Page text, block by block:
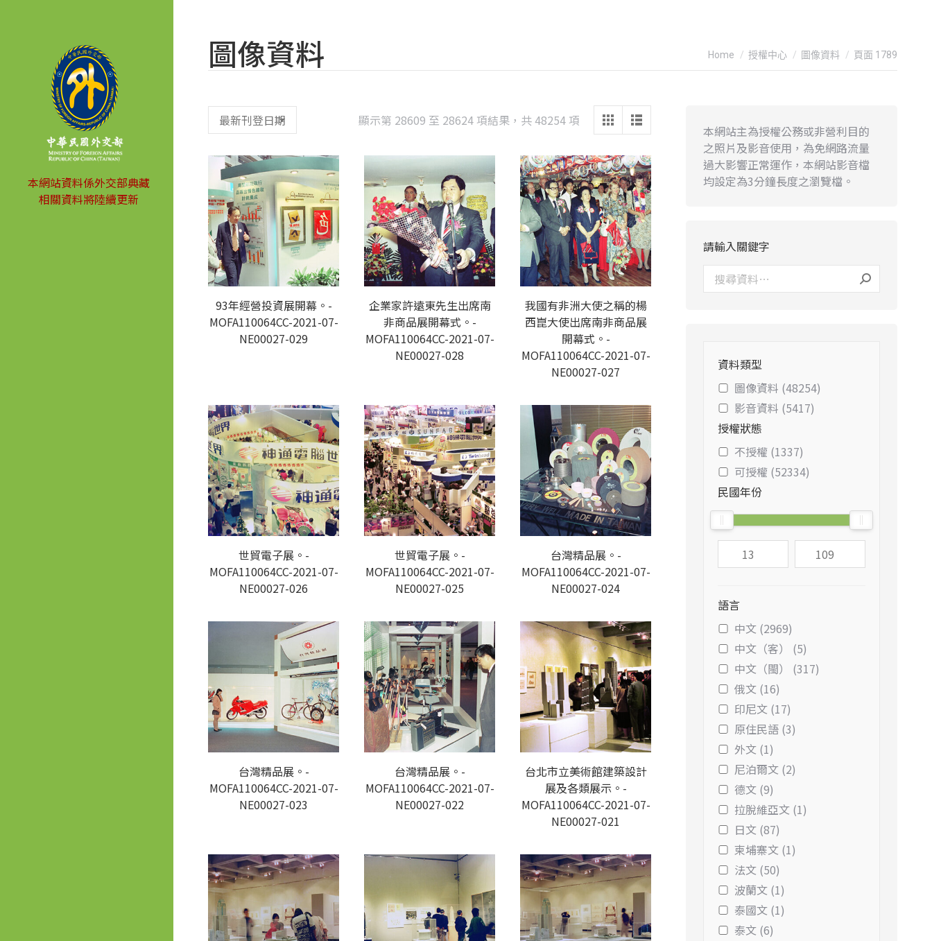
本網站資料係外交部典藏
相關資料將陸續更新
圖像資料 You are here:
Home 授權中心 圖像資料 頁面 1789
顯示第 28609 至 28624 項結果，共 48254 項 Sorted
latest
93年經營投資展開幕。-
MOFA110064CC-2021-07-
NE00027-029
企業家許遠東先生出席南
非商品展開幕式。-
MOFA110064CC-2021-07-
NE00027-028
我國有非洲大使之稱的楊
西崑大使出席南非商品展
開幕式。-
MOFA110064CC-2021-07-
NE00027-027
世貿電子展。-
MOFA110064CC-2021-07-
NE00027-026
世貿電子展。-
MOFA110064CC-2021-07-
NE00027-025
台灣精品展。-
MOFA110064CC-2021-07-
NE00027-024
台灣精品展。-
MOFA110064CC-2021-07-
NE00027-023
台灣精品展。-
MOFA110064CC-2021-07-
NE00027-022
台北市立美術館建築設計
展及各類展示。-
MOFA110064CC-2021-07-
NE00027-021
本網站主為授權公務或非營利目的
之照片及影音使用，為免網路流量
過大影響正常運作，本網站影音檔
均設定為3分鐘長度之瀏覽檔。
請輸入關鍵字
資料類型
圖像資料 (48254)
影音資料 (5417)
授權狀態
不授權 (1337)
可授權 (52334)
民國年份
語言
中文 (2969)
中文（客） (5)
中文（閩） (317)
俄文 (16)
印尼文 (17)
原住民語 (3)
外文 (1)
尼泊爾文 (2)
德文 (9)
拉脫維亞文 (1)
日文 (87)
柬埔寨文 (1)
法文 (50)
波蘭文 (1)
泰國文 (1)
泰文 (6)